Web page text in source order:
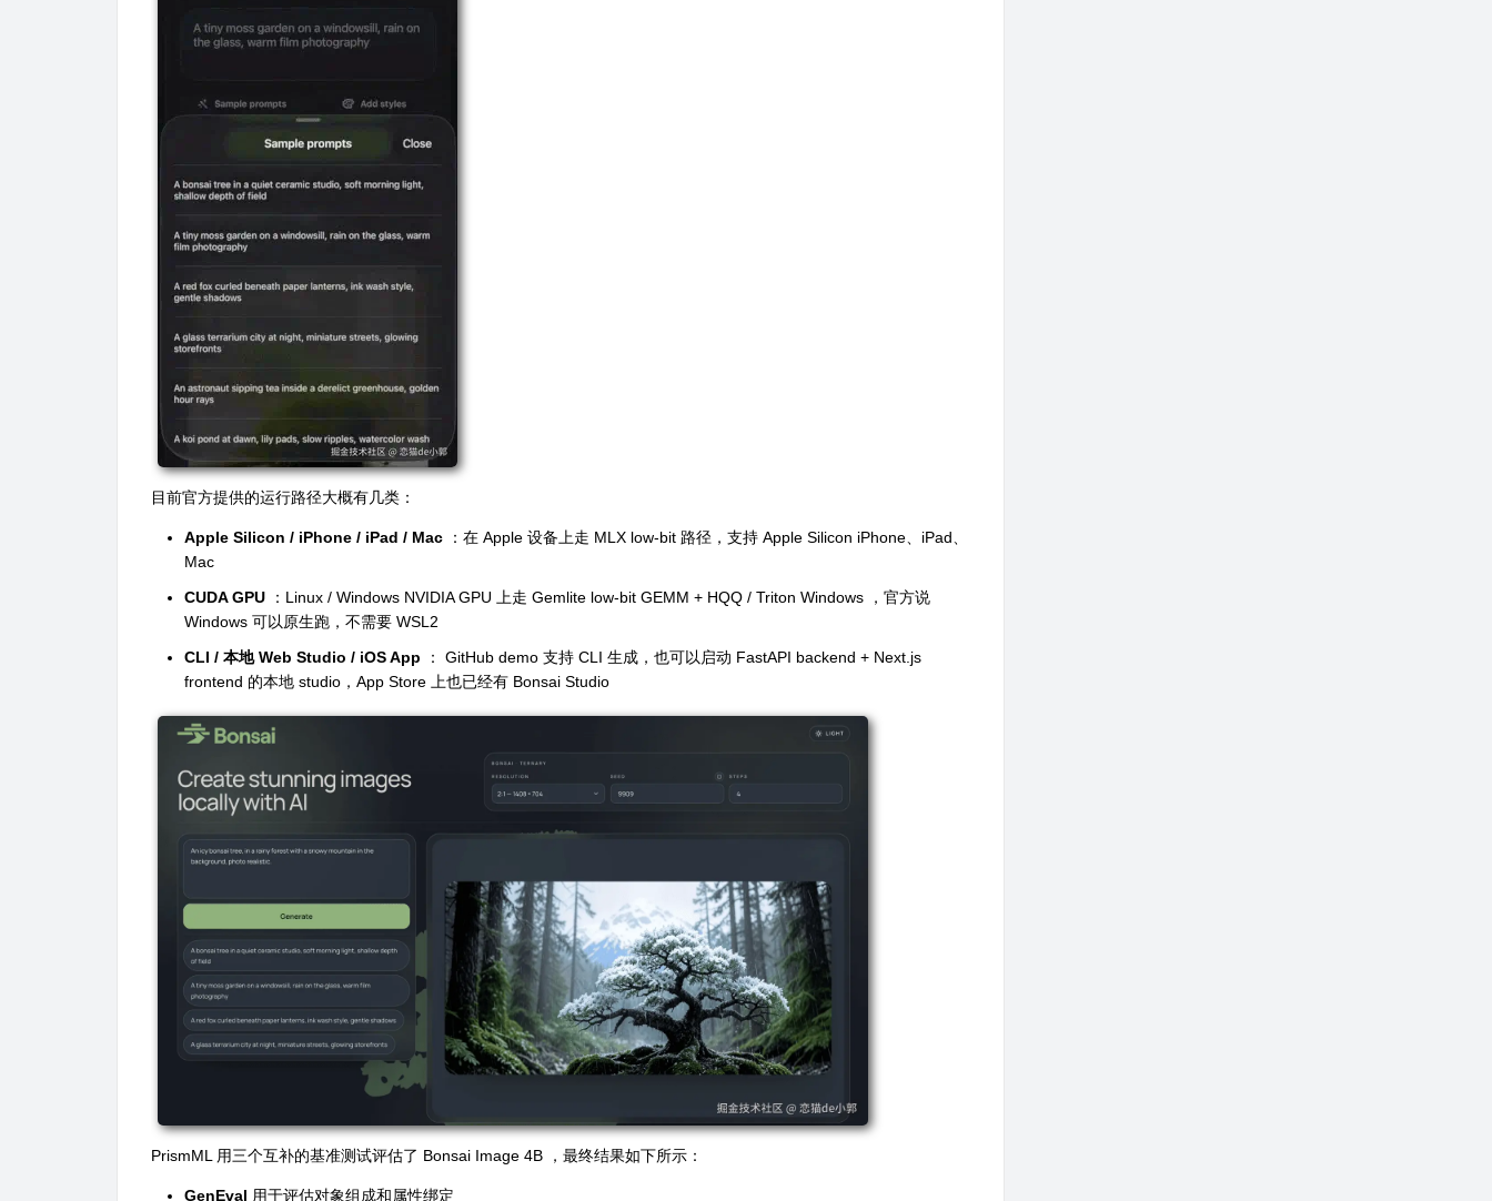
目前官方提供的运行路径大概有几类：
Apple Silicon / iPhone / iPad / Mac ：在 Apple 设备上走 MLX low-bit 路径，支持 Apple Silicon iPhone、iPad、
Mac
CUDA GPU ：Linux / Windows NVIDIA GPU 上走 Gemlite low-bit GEMM + HQQ / Triton Windows ，官方说
Windows 可以原生跑，不需要 WSL2
CLI / 本地 Web Studio / iOS App ： GitHub demo 支持 CLI 生成，也可以启动 FastAPI backend + Next.js
frontend 的本地 studio，App Store 上也已经有 Bonsai Studio
PrismML 用三个互补的基准测试评估了 Bonsai Image 4B ，最终结果如下所示：
GenEval 用于评估对象组成和属性绑定